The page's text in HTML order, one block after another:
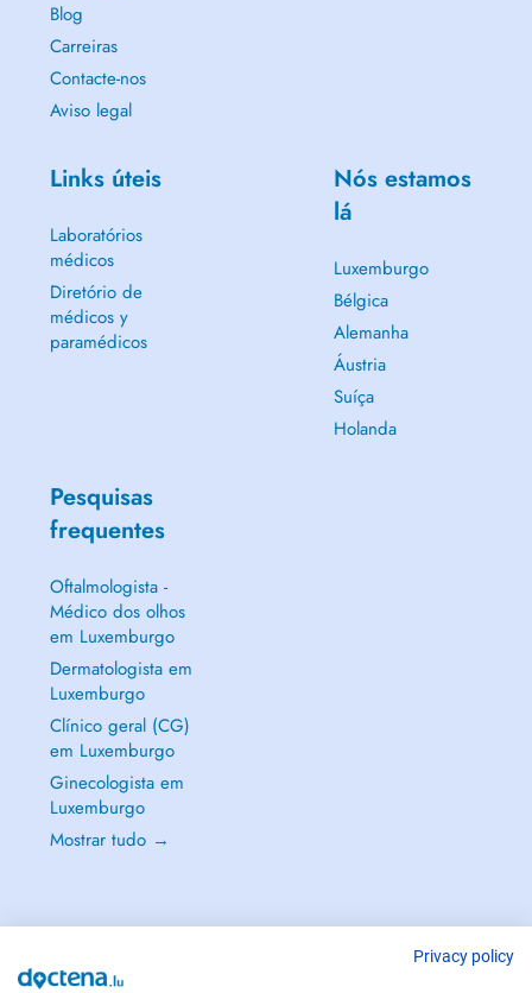
Blog
Carreiras
Contacte-nos
Aviso legal
Links úteis
Laboratórios
médicos
Diretório de
médicos y
paramédicos
Nós estamos
lá
Luxemburgo
Bélgica
Alemanha
Áustria
Suíça
Holanda
Pesquisas
frequentes
Oftalmologista -
Médico dos olhos
em Luxemburgo
Dermatologista em
Luxemburgo
Clínico geral (CG)
em Luxemburgo
Ginecologista em
Luxemburgo
Mostrar tudo →
EM CASO DE EMERGÊNCIA, CONTACTE : 112Privacy policy